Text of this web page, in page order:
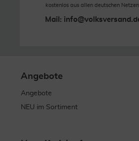
kostenlos aus allen deutschen
Mail:
Angebote
Angebote
NEU im Sortiment